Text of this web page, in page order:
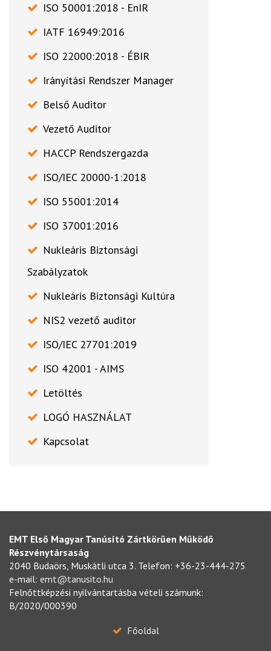
ISO 50001:2018 - EnIR
IATF 16949:2016
ISO 22000:2018 - ÉBIR
Irányítási Rendszer Manager
Belső Auditor
Vezető Auditor
HACCP Rendszergazda
ISO/IEC 20000-1:2018
ISO 55001:2014
ISO 37001:2016
Nukleáris Biztonsági
Szabályzatok
Nukleáris Biztonsági Kultúra
NIS2 vezető auditor
ISO/IEC 27701:2019
ISO 42001 - AIMS
Letöltés
LOGÓ HASZNÁLAT
Kapcsolat
EMT Első Magyar Tanúsító Zártkörűen Működő
Részvénytársaság
2040 Budaörs, Muskátli utca 3. Telefon: +36-23-444-275
e-mail: emt@tanusito.hu
Felnőttképzési nyilvántartásba vételi számunk:
B/2020/000390
Főoldal